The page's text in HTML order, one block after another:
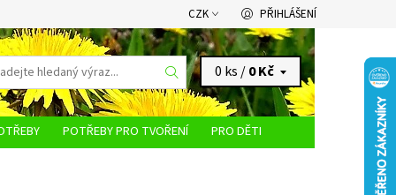
CZK PŘIHLÁŠENÍ
0 ks /0 Kč
POTŘEBY PRO TVOŘENÍ
PRO DĚTI